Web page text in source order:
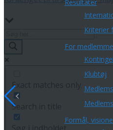
Resultater
Kriterier
For
Klubtøj
Formål,
Exact matches only
Search in title